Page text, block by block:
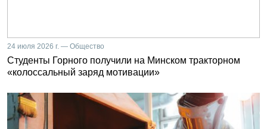
24 июля 2026 г. — Общество
Студенты Горного получили на Минском тракторном
«колоссальный заряд мотивации»